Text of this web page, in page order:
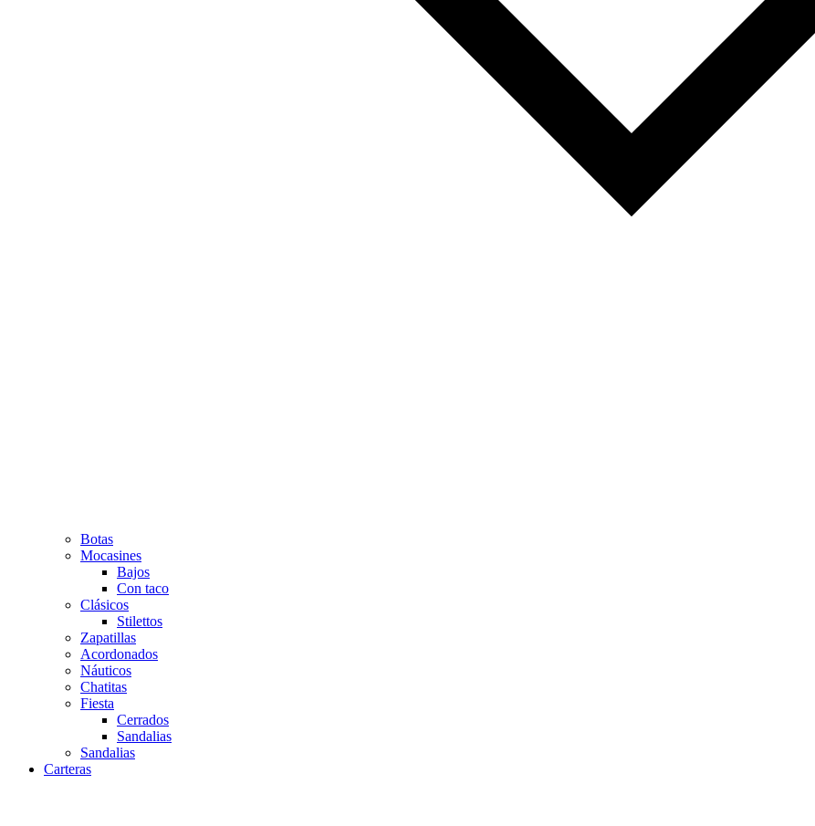
Botas
Mocasines
Bajos
Con taco
Clásicos
Stilettos
Zapatillas
Acordonados
Náuticos
Chatitas
Fiesta
Cerrados
Sandalias
Sandalias
Carteras